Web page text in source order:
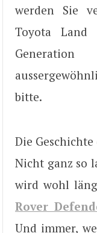
werden Sie
Toyota Land
bitte.
Die
Nicht ganz so
wird wohl
Rover
Und immer,